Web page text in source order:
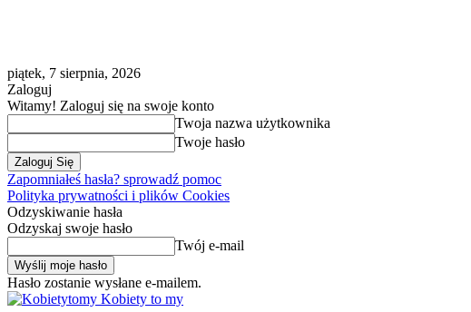
piątek, 7 sierpnia, 2026
Zaloguj
Witamy! Zaloguj się na swoje konto
Twoja nazwa użytkownika
Twoje hasło
Zapomniałeś hasła? sprowadź pomoc
Polityka prywatności i plików Cookies
Odzyskiwanie hasła
Odzyskaj swoje hasło
Twój e-mail
Hasło zostanie wysłane e-mailem.
Kobiety to my